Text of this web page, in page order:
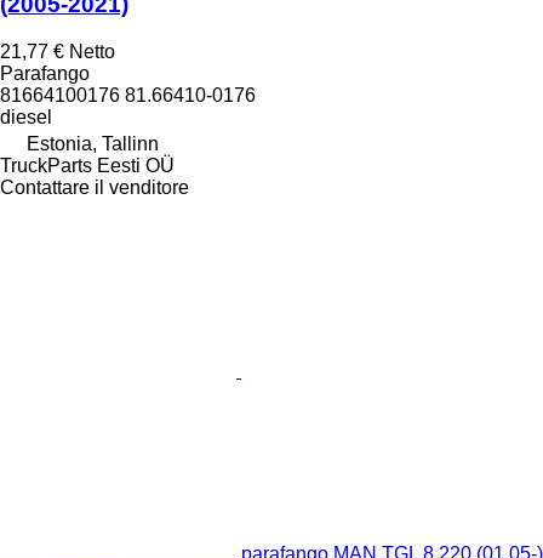
21,77 € Netto
Parafango
81664100176 81.66410-0176
diesel
Estonia, Tallinn
TruckParts Eesti OÜ
Contattare il venditore
parafango MAN TGL 8.220 (01.05-)